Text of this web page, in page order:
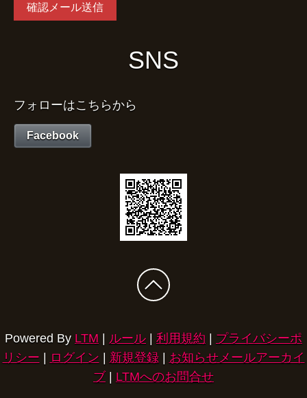
SNS
フォローはこちらから
Facebook
Powered By LTM ルール 利用規約
プライバシーポ
リシー
ログイン 新規登録| お知らせメールアーカイ
ブ
LTMへのお問合せ